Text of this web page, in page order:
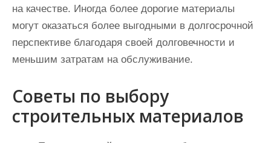
на качестве. Иногда более дорогие материалы
могут оказаться более выгодными в долгосрочной
перспективе благодаря своей долговечности и
меньшим затратам на обслуживание.
Советы по выбору
строительных материалов